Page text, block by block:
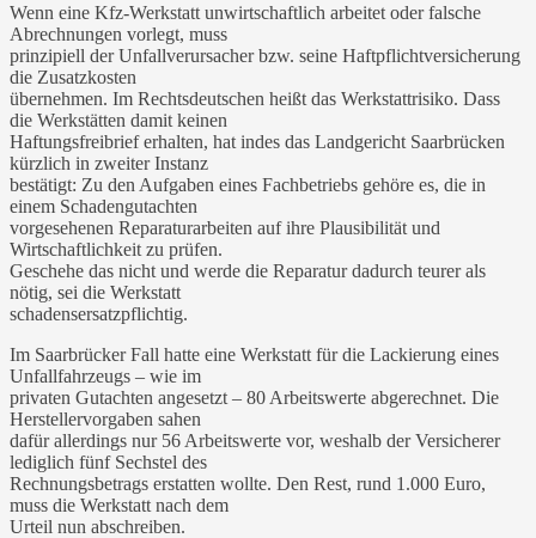
Wenn eine Kfz-Werkstatt unwirtschaftlich arbeitet oder falsche
Abrechnungen vorlegt, muss
prinzipiell der Unfallverursacher bzw. seine Haftpflichtversicherung
die Zusatzkosten
übernehmen. Im Rechtsdeutschen heißt das Werkstattrisiko. Dass
die Werkstätten damit keinen
Haftungsfreibrief erhalten, hat indes das Landgericht Saarbrücken
kürzlich in zweiter Instanz
bestätigt: Zu den Aufgaben eines Fachbetriebs gehöre es, die in
einem Schadengutachten
vorgesehenen Reparaturarbeiten auf ihre Plausibilität und
Wirtschaftlichkeit zu prüfen.
Geschehe das nicht und werde die Reparatur dadurch teurer als
nötig, sei die Werkstatt
schadensersatzpflichtig.
Im Saarbrücker Fall hatte eine Werkstatt für die Lackierung eines
Unfallfahrzeugs – wie im
privaten Gutachten angesetzt – 80 Arbeitswerte abgerechnet. Die
Herstellervorgaben sahen
dafür allerdings nur 56 Arbeitswerte vor, weshalb der Versicherer
lediglich fünf Sechstel des
Rechnungsbetrags erstatten wollte. Den Rest, rund 1.000 Euro,
muss die Werkstatt nach dem
Urteil nun abschreiben.